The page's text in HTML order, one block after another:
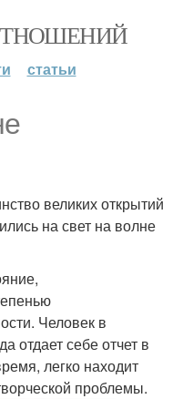
статьи
великих открытий
на свет на волне
Человек в
отдает себе отчет в
легко находит
проблемы.